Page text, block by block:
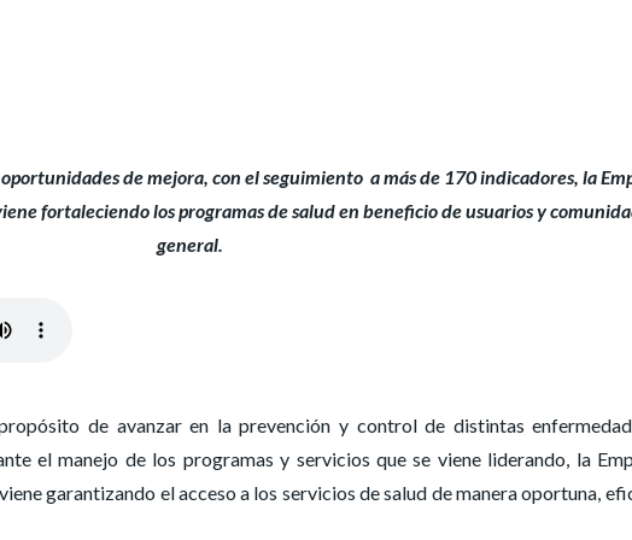
de mejora, con el seguimiento a más de 170 indicadores, la
fortaleciendo los programas de salud en beneficio de usuarios y
general.
de avanzar en la prevención y control de distintas
el manejo de los programas y servicios que se viene liderando, la
garantizando el acceso a los servicios de salud de manera oportuna,